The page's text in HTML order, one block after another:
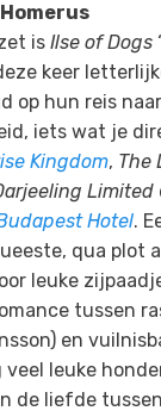
is Ilse of Dogs ‘
keer
op hun reis
iets wat je
Kingdom, The
Limited
Hotel.
qua plot
leuke
tussen
en
veel leuke
de liefde